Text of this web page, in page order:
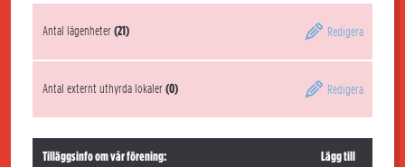
Antal lägenheter(21) Redigera
Antal externt uthyrda lokaler(0) Redigera
Tilläggsinfo om vår förening: Lägg till